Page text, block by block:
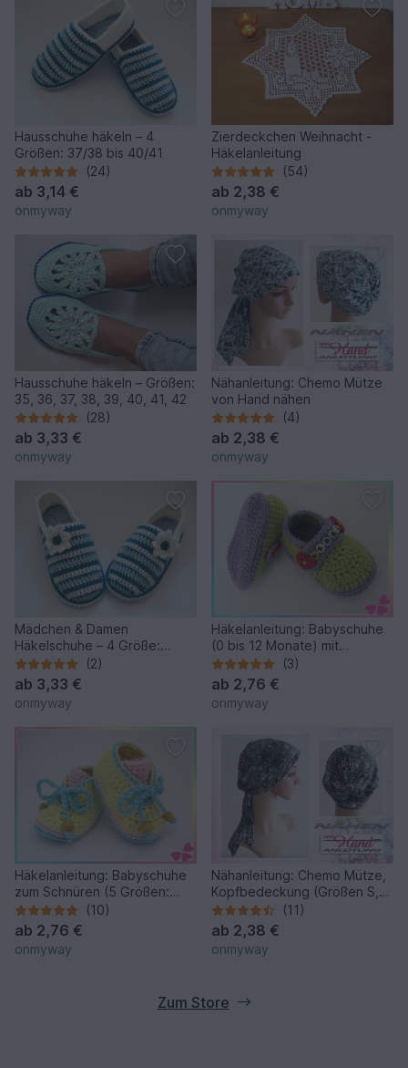
Hausschuhe häkeln – 4
Größen: 37/38 bis 40/41
(24)
ab 3,14 €
onmyway
Zierdeckchen Weihnacht -
Häkelanleitung
(54)
ab 2,38 €
onmyway
Hausschuhe häkeln – Größen:
35, 36, 37, 38, 39, 40, 41, 42
(28)
ab 3,33 €
onmyway
Nähanleitung: Chemo Mütze
von Hand nähen
(4)
ab 2,38 €
onmyway
Mädchen & Damen
Häkelschuhe – 4 Größe:
37/38 bis 40/41
(2)
ab 3,33 €
onmyway
Häkelanleitung: Babyschuhe
(0 bis 12 Monate) mit
Riemchen häkeln
(3)
ab 2,76 €
onmyway
Häkelanleitung: Babyschuhe
zum Schnüren (5 Größen:
Frühchen bis 1 Jahr)
(10)
ab 2,76 €
onmyway
Nähanleitung: Chemo Mütze,
Kopfbedeckung (Größen S,
M, L)
(11)
ab 2,38 €
onmyway
Zum Store